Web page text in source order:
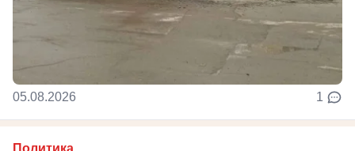
05.08.2026 1
Политика